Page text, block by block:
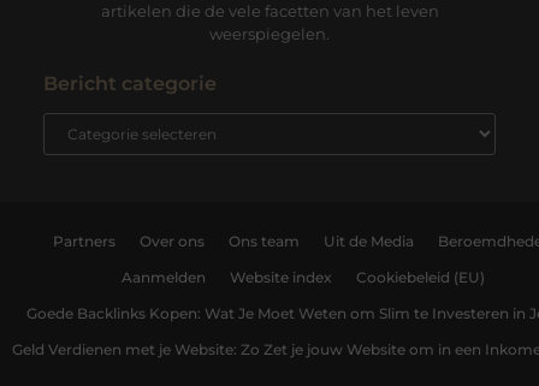
artikelen die de vele facetten van het leven
weerspiegelen.
Bericht categorie
Partners Over ons Ons team Uit de Media
Aanmelden Website index Cookiebeleid (EU)
Goede Backlinks Kopen: Wat Je Moet Weten om Slim te Investeren in
Geld Verdienen met je Website: Zo Zet je jouw Website om in een